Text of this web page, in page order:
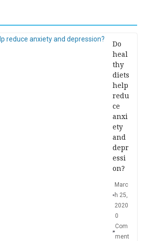
Do
heal
thy
diets
help
redu
ce
anxi
ety
and
depr
essi
on?
Marc
h 25,
2020
0
Com
ment